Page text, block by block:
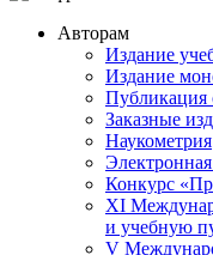
Авторам
Издание
Издание
Публикация
Заказные
Наукометрия
Конкурс
XI
и учебную
V